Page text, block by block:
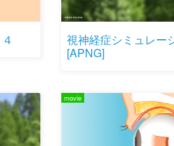
視神経症シミュレー
[APNG]
movie